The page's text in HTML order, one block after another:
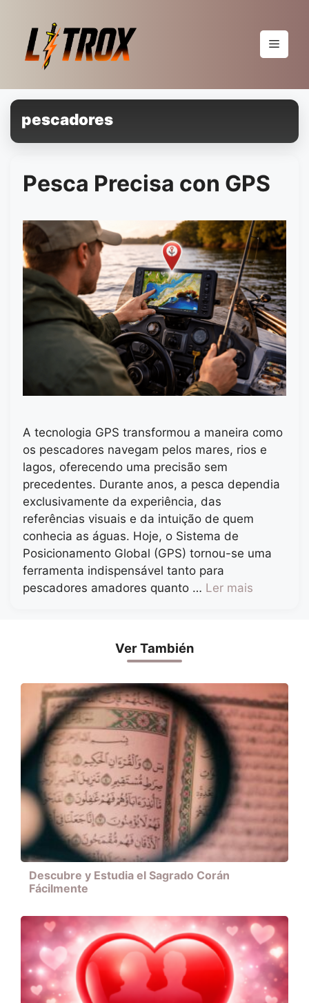
conteúdo
Menu
pescadores
Pesca Precisa con GPS
A tecnologia GPS transformou a maneira como
os pescadores navegam pelos mares, rios e
lagos, oferecendo uma precisão sem
precedentes. Durante anos, a pesca dependia
exclusivamente da experiência, das
referências visuais e da intuição de quem
conhecia as águas. Hoje, o Sistema de
Posicionamento Global (GPS) tornou-se uma
ferramenta indispensável tanto para
pescadores amadores quanto … Ler mais
Ver También
Descubre y Estudia el Sagrado Corán
Fácilmente